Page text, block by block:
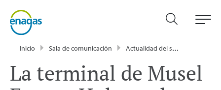
Inicio Sala de comunicación Actualidad del sector energético - Enagás
La terminal de Musel